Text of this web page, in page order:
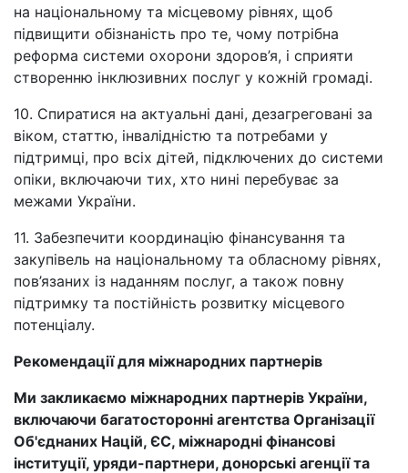
на національному та місцевому рівнях, щоб
підвищити обізнаність про те, чому потрібна
реформа системи охорони здоров’я, і сприяти
створенню інклюзивних послуг у кожній громаді.
10. Спиратися на актуальні дані, дезагреговані за
віком, статтю, інвалідністю та потребами у
підтримці, про всіх дітей, підключених до системи
опіки, включаючи тих, хто нині перебуває за
межами України.
11. Забезпечити координацію фінансування та
закупівель на національному та обласному рівнях,
пов’язаних із наданням послуг, а також повну
підтримку та постійність розвитку місцевого
потенціалу.
Рекомендації для міжнародних партнерів
Ми закликаємо міжнародних партнерів України,
включаючи багатосторонні агентства Організації
Об'єднаних Націй, ЄС, міжнародні фінансові
інституції, уряди-партнери, донорські агенції та